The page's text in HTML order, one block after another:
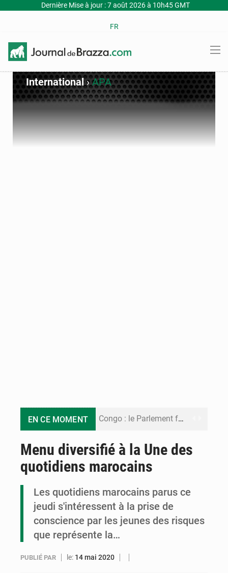
Dernière Mise à jour : 7 août 2026 à 10h45 GMT
FR
International›APA
EN CE MOMENT Congo : le Parlement formule 28 recommandations sur le Cadre budgétaire 2027-2029
Menu diversifié à la Une des
quotidiens marocains
Les quotidiens marocains parus ce
jeudi s'intéressent à la prise de
conscience par les jeunes des risques
que représente la…
PUBLIÉ PAR le: 14 mai 2020